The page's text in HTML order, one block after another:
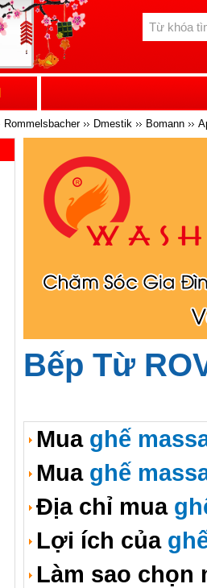
Rommelsbacher Dmestik Bomann
Bếp Từ
Mua ghế
Mua ghế
Địa chỉ mua
Lợi ích của
Làm sao